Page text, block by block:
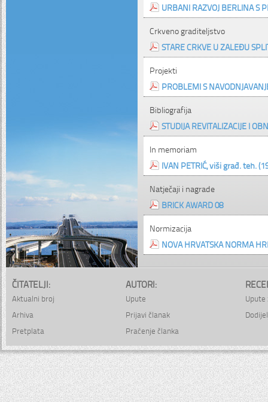
URBANI RAZVOJ BERLINA S
Crkveno graditeljstvo
STARE CRKVE U ZALEĐU
Projekti
PROBLEMI S
Bibliografija
STUDIJA REVITALIZACIJE I
In memoriam
IVAN PETRIĆ, viši građ. teh.
Natječaji i nagrade
BRICK AWARD 08
Normizacija
NOVA HRVATSKA NORMA
ČITATELJI:
Aktualni broj
Arhiva
Pretplata
AUTORI:
Upute
Prijavi članak
Praćenje članka
Upute